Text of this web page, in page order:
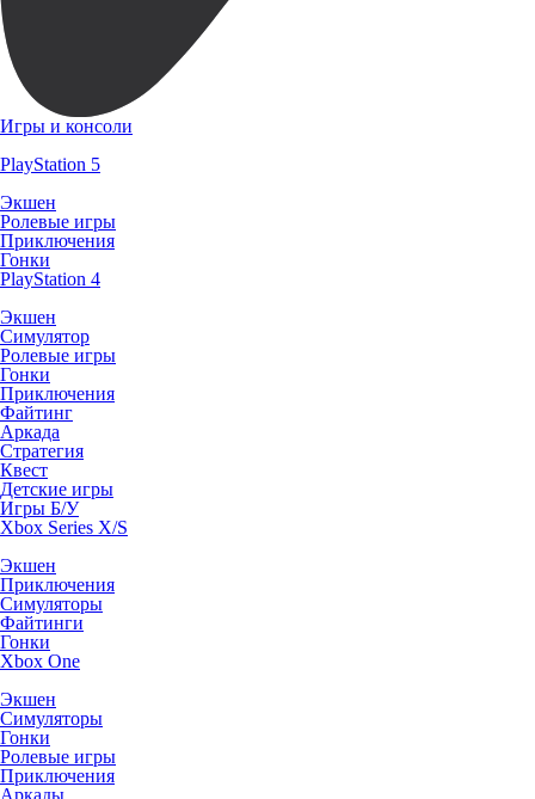
Игры и консоли
PlayStation 5
Экшен
Ролевые игры
Приключения
Гонки
PlayStation 4
Экшен
Симулятор
Ролевые игры
Гонки
Приключения
Файтинг
Аркада
Стратегия
Квест
Детские игры
Игры Б/У
Xbox Series X/S
Экшен
Приключения
Симуляторы
Файтинги
Гонки
Xbox One
Экшен
Симуляторы
Гонки
Ролевые игры
Приключения
Аркады